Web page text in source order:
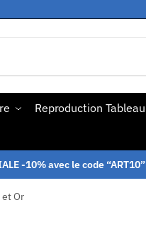
Reproduction Tableau
-10% avec le code “ART10”
et Or